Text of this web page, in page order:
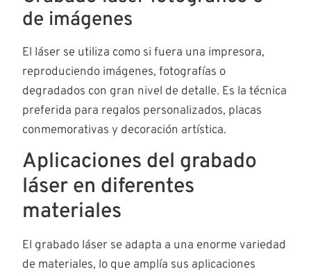
de imágenes
El láser se utiliza como si fuera una impresora,
reproduciendo imágenes, fotografías o
degradados con gran nivel de detalle. Es la técnica
preferida para regalos personalizados, placas
conmemorativas y decoración artística.
Aplicaciones del grabado
láser en diferentes
materiales
El grabado láser se adapta a una enorme variedad
de materiales, lo que amplía sus aplicaciones